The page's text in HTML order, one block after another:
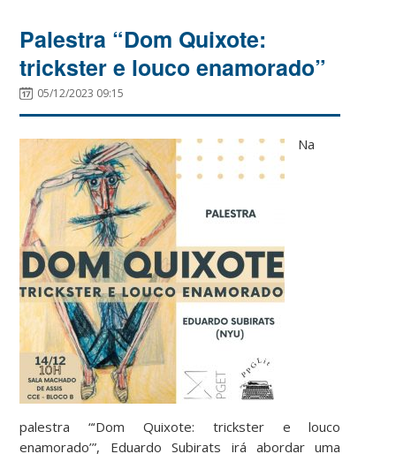
Palestra “Dom Quixote:
trickster e louco enamorado”
05/12/2023 09:15
Na
palestra “‘Dom Quixote: trickster e louco
enamorado’”, Eduardo Subirats irá abordar uma